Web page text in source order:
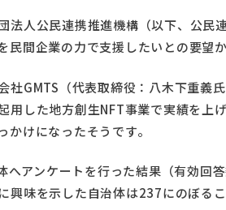
法人公民連携推進機構（以下、公民
民間企業の力で支援したいとの要望
社GMTS（代表取締役：八木下重義
用した地方創生NFT事業で実績を上
かけになったそうです。
アンケートを行った結果（有効回
興味を示した自治体は237にのぼる